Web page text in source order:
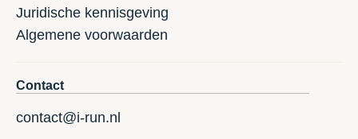
Juridische kennisgeving
Algemene voorwaarden
Contact
contact@i-run.nl